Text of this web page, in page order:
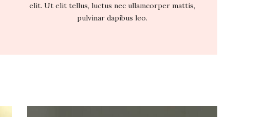
elit. Ut elit tellus, luctus nec ullamcorper mattis,
pulvinar dapibus leo.